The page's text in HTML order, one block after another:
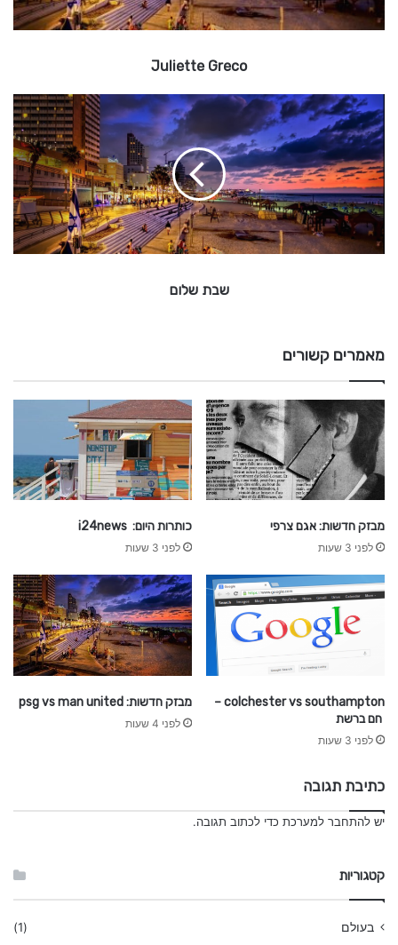
G
Juliette Greco
ב
ת
ש
ל
ו
ם
שבת שלום
מאמרים קשורים
מבזק חדשות: אגם צרפי
לפני 3 שעות
כותרות היום: i24news
לפני 3 שעות
colchester vs southampton –
חם ברשת
לפני 3 שעות
מבזק חדשות: psg vs man united
לפני 4 שעות
כתיבת תגובה
יש להתחבר למערכת כדי לכתוב תגובה.
קטגוריות
בעולם (1)